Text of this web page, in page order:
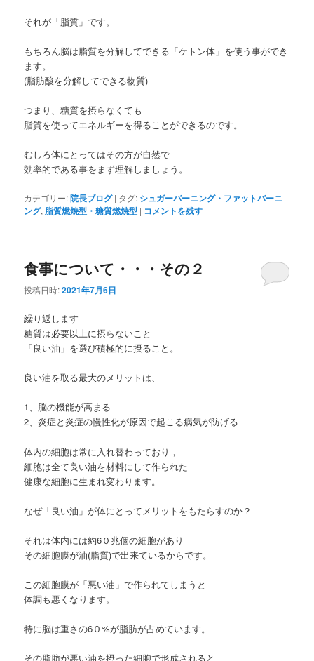
それが「脂質」です。
もちろん脳は脂質を分解してできる「ケトン体」を使う事ができ
ます。
(脂肪酸を分解してできる物質)
つまり、糖質を摂らなくても
脂質を使ってエネルギーを得ることができるのです。
むしろ体にとってはその方が自然で
効率的である事をまず理解しましょう。
カテゴリー:院長ブログ | タグ: シュガーバーニング・ファットバーニ
ング, 脂質燃焼型・糖質燃焼型 | コメントを残す
食事について・・・その２
投稿日時:2021年7月6日
繰り返します
糖質は必要以上に摂らないこと
「良い油」を選び積極的に摂ること。
良い油を取る最大のメリットは、
1、脳の機能が高まる
2、炎症と炎症の慢性化が原因で起こる病気が防げる
体内の細胞は常に入れ替わっており，
細胞は全て良い油を材料にして作られた
健康な細胞に生まれ変わります。
なぜ「良い油」が体にとってメリットをもたらすのか？
それは体内には約6０兆個の細胞があり
その細胞膜が油(脂質)で出来ているからです。
この細胞膜が「悪い油」で作られてしまうと
体調も悪くなります。
特に脳は重さの6０%が脂肪が占めています。
その脂肪が悪い油を摂った細胞で形成されると